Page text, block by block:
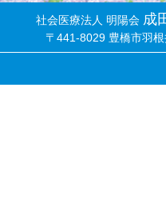
社会医療法人 明陽会 成
〒441-8029 豊橋市羽